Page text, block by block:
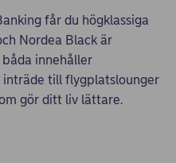
får du högklassiga
Nordea Black är
innehåller
till flygplatslounger
gör ditt liv lättare.